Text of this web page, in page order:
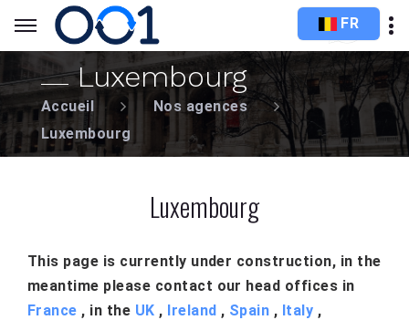
FR
Luxembourg
Accueil
Nos agences
Luxembourg
Luxembourg
This page is currently under construction, in the
meantime please contact our head offices in
France , in the UK , Ireland , Spain , Italy ,